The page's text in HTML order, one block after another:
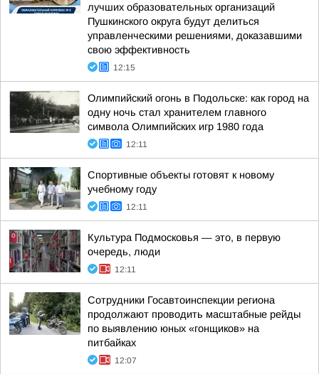
лучших образовательных организаций
Пушкинского округа будут делиться
управленческими решениями, доказавшими
свою эффективность
12:15
Олимпийский огонь в Подольске: как город на
одну ночь стал хранителем главного
символа Олимпийских игр 1980 года
12:11
Спортивные объекты готовят к новому
учебному году
12:11
Культура Подмосковья — это, в первую
очередь, люди
12:11
Сотрудники Госавтоинспекции региона
продолжают проводить масштабные рейды
по выявлению юных «гонщиков» на
питбайках
12:07